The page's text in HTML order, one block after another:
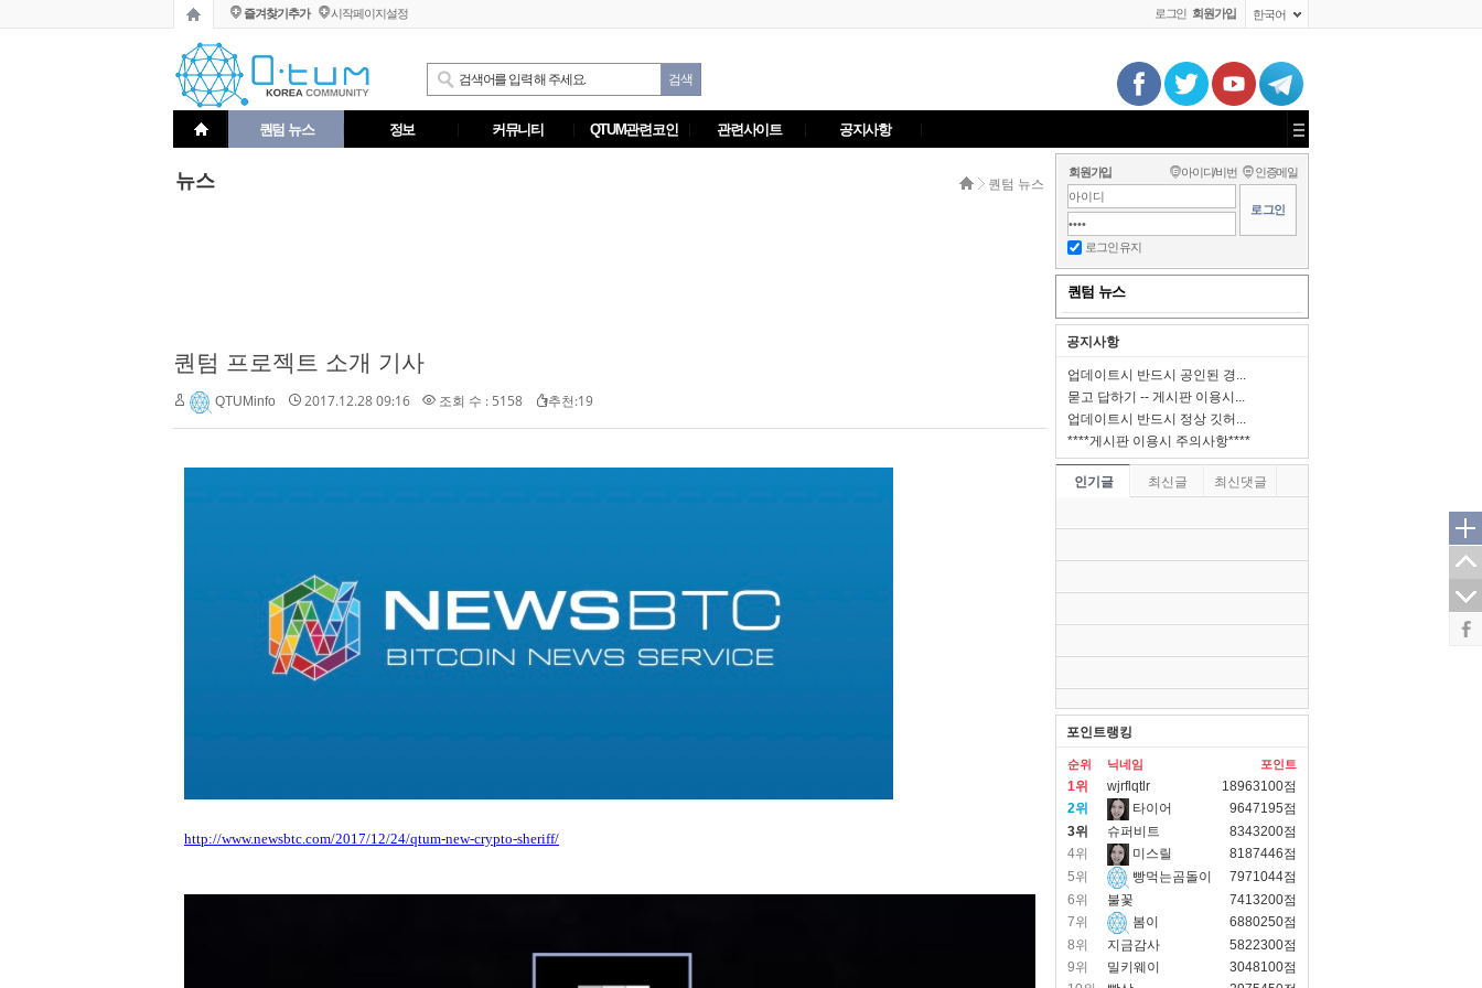
즐겨찾기추가 시작페이지설정 로그인 회원가입 한국어
퀀텀 뉴스 정보 커뮤니티 QTUM관련코인 관련사이트 공지사항
뉴스 퀀텀 뉴스
퀀텀 프로젝트 소개 기사
QTUMinfo 2017.12.28 09:16 조회 수 : 5158 추천:19
http://www.newsbtc.com/2017/12/24/qtum-new-crypto-sheriff/
회원가입 아이디/비번 인증메일
로그인 유지
퀀텀 뉴스
공지사항
업데이트시 반드시 공인된 경...
묻고 답하기 -- 게시판 이용시...
업데이트시 반드시 정상 깃허...
****게시판 이용시 주의사항****
인기글 최신글 최신댓글
포인트랭킹
순위 닉네임 포인트
1위 wjrflqtlr
18963100점
2위
타이어
9647195점
3위
슈퍼비트
8343200점
4위
미스릴
8187446점
5위
빵먹는곰돌이
7971044점
6위
불꽃
7413200점
7위
봄이
6880250점
8위
지금감사
5822300점
9위
밀키웨이
3048100점